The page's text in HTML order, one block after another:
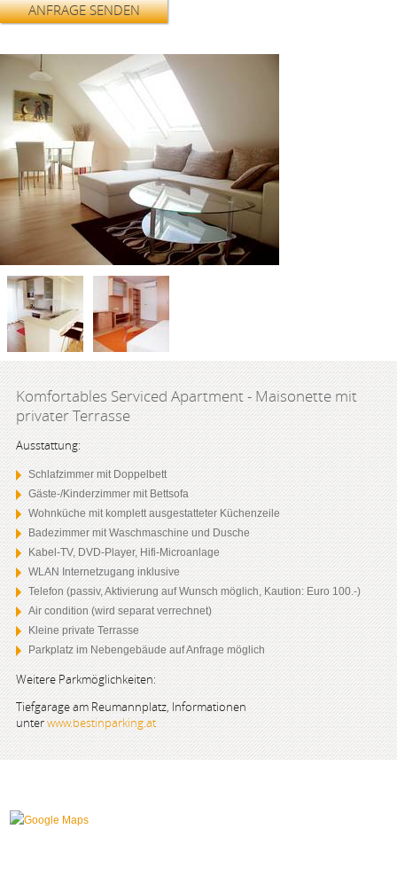
ANFRAGE SENDEN
Komfortables Serviced Apartment - Maisonette mit
privater Terrasse
Ausstattung:
Schlafzimmer mit Doppelbett
Gäste-/Kinderzimmer mit Bettsofa
Wohnküche mit komplett ausgestatteter Küchenzeile
Badezimmer mit Waschmaschine und Dusche
Kabel-TV, DVD-Player, Hifi-Microanlage
WLAN Internetzugang inklusive
Telefon (passiv, Aktivierung auf Wunsch möglich, Kaution: Euro 100.-)
Air condition (wird separat verrechnet)
Kleine private Terrasse
Parkplatz im Nebengebäude auf Anfrage möglich
Weitere Parkmöglichkeiten:
Tiefgarage am Reumannplatz, Informationen
unterwww.bestinparking.at